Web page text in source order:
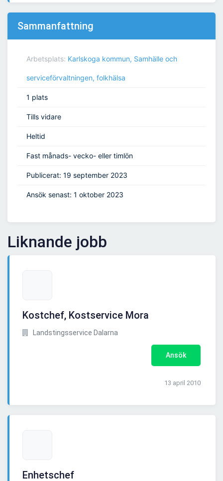
Sammanfattning
Arbetsplats: Karlskoga kommun, Samhälle och
serviceförvaltningen, folkhälsa
1 plats
Tills vidare
Heltid
Fast månads- vecko- eller timlön
Publicerat: 19 september 2023
Ansök senast: 1 oktober 2023
Liknande jobb
Kostchef, Kostservice Mora
Landstingsservice Dalarna
Ansök
13 april 2010
Enhetschef